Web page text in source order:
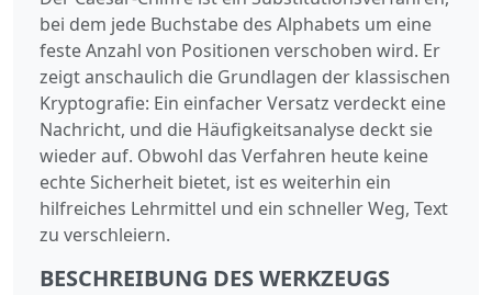
bei dem jede Buchstabe des Alphabets um eine
feste Anzahl von Positionen verschoben wird. Er
zeigt anschaulich die Grundlagen der klassischen
Kryptografie: Ein einfacher Versatz verdeckt eine
Nachricht, und die Häufigkeitsanalyse deckt sie
wieder auf. Obwohl das Verfahren heute keine
echte Sicherheit bietet, ist es weiterhin ein
hilfreiches Lehrmittel und ein schneller Weg, Text
zu verschleiern.
BESCHREIBUNG DES WERKZEUGS